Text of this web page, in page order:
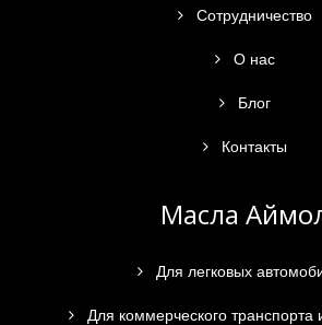
Сотрудничество
О нас
Блог
Контакты
Масла
Для легковых
Для коммерческого транспорта